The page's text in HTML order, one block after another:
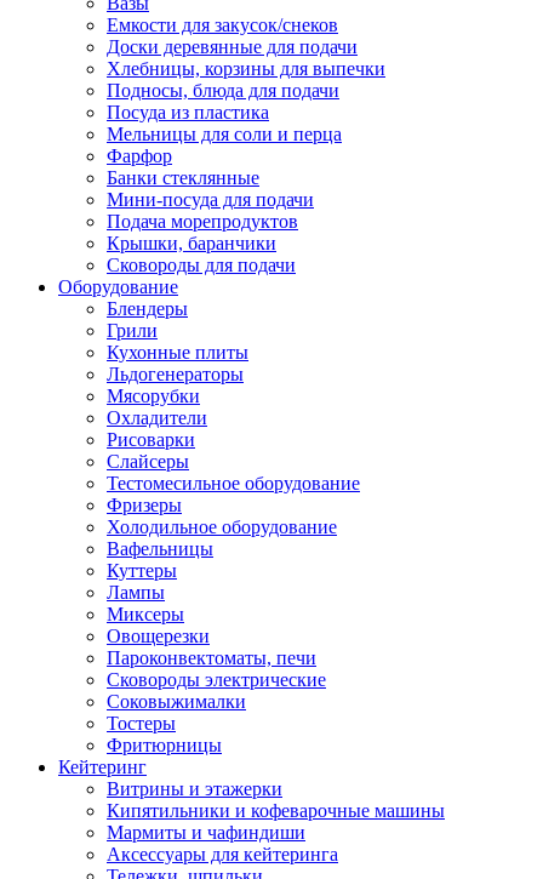
Емкости для закусок/снеков
Доски деревянные для подачи
Хлебницы, корзины для выпечки
Подносы, блюда для подачи
Посуда из пластика
Мельницы для соли и перца
Фарфор
Банки стеклянные
Мини-посуда для подачи
Подача морепродуктов
Крышки, баранчики
Сковороды для подачи
Оборудование
Блендеры
Грили
Кухонные плиты
Льдогенераторы
Мясорубки
Охладители
Рисоварки
Слайсеры
Тестомесильное оборудование
Фризеры
Холодильное оборудование
Вафельницы
Куттеры
Лампы
Миксеры
Овощерезки
Пароконвектоматы, печи
Сковороды электрические
Соковыжималки
Тостеры
Фритюрницы
Кейтеринг
Витрины и этажерки
Кипятильники и кофеварочные машины
Мармиты и чафиндиши
Аксессуары для кейтеринга